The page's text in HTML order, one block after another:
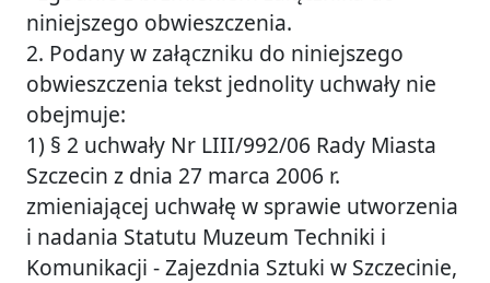
niniejszego obwieszczenia.
2. Podany w załączniku do niniejszego
obwieszczenia tekst jednolity uchwały nie
obejmuje:
1) § 2 uchwały Nr LIII/992/06 Rady Miasta
Szczecin z dnia 27 marca 2006 r.
zmieniającej uchwałę w sprawie utworzenia
i nadania Statutu Muzeum Techniki i
Komunikacji - Zajezdnia Sztuki w Szczecinie,